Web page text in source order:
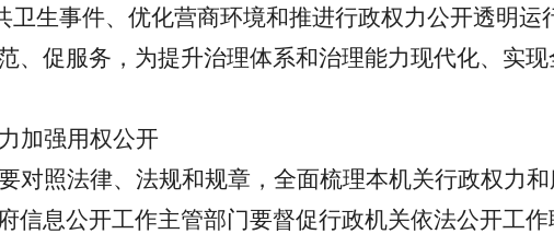
卫生事件、优化营商环境和推进行政权力公开透明运
、促服务，为提升治理体系和治理能力现代化、实现
加强用权公开
对照法律、法规和规章，全面梳理本机关行政权力
信息公开工作主管部门要督促行政机关依法公开工作